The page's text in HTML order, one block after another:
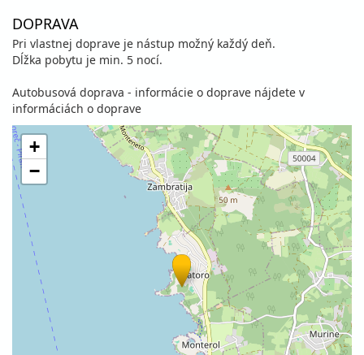
DOPRAVA
Pri vlastnej doprave je nástup možný každý deň.
Dĺžka pobytu je min. 5 nocí.
Autobusová doprava - informácie o doprave nájdete v
informáciách o doprave
+
−